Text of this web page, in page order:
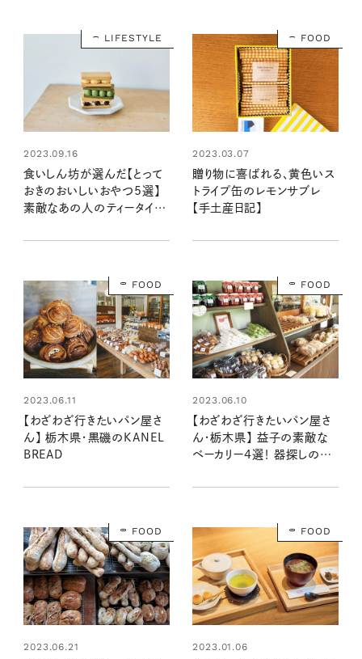
LIFESTYLE
2023.09.16
食いしん坊が選んだ【とって
おきのおいしいおやつ5選】
素敵なあの人のティータイム
FOOD
2023.03.07
贈り物に喜ばれる、黄色いス
トライプ缶のレモンサブレ
【手土産日記】
FOOD
2023.06.11
【わざわざ行きたいパン屋さ
ん】 栃木県・黒磯のKANEL
BREAD
FOOD
2023.06.10
【わざわざ行きたいパン屋さ
ん・栃木県】 益子の素敵な
ベーカリー4選！ 器探しの途
店
FOOD
2023.06.21
FOOD
2023.01.06